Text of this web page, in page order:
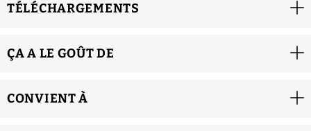
TÉLÉCHARGEMENTS
ÇA A LE GOÛT DE
CONVIENT À